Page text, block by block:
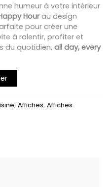
humeur à votre intérieur
Hourau design
pour créer une
à ralentir, profiter et
du quotidien, all day, every
, Affiches, Affiches